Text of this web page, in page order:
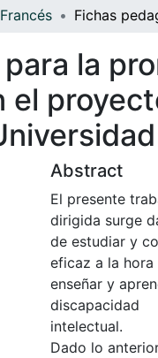
Francés
la
el
Abstract
El presente
dirigida surge
de estudiar y
eficaz a la hora
enseñar y
discapacidad
intelectual.
Dado lo